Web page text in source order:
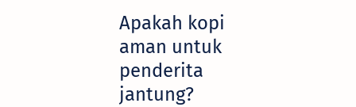
Apakah kopi
aman untuk
penderita
jantung?